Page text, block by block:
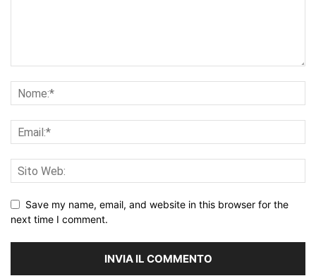
Save my name, email, and website in this browser for the
next time I comment.